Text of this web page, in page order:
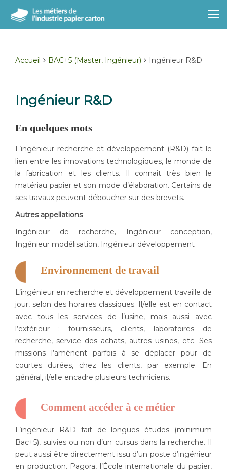
Accueil BAC+5 (Master, Ingénieur) Ingénieur R&D
Ingénieur R&D
En quelques mots
L’ingénieur recherche et développement (R&D) fait le
lien entre les innovations technologiques, le monde de
la fabrication et les clients. Il connaît très bien le
matériau papier et son mode d’élaboration. Certains de
ses travaux peuvent déboucher sur des brevets.
Autres appellations
Ingénieur de recherche, Ingénieur conception,
Ingénieur modélisation, Ingénieur développement
Environnement de travail
L’ingénieur en recherche et développement travaille de
jour, selon des horaires classiques. Il/elle est en contact
avec tous les services de l’usine, mais aussi avec
l’extérieur : fournisseurs, clients, laboratoires de
recherche, service des achats, autres usines, etc. Ses
missions l’amènent parfois à se déplacer pour de
courtes durées, chez les clients, par exemple. En
général, il/elle encadre plusieurs techniciens.
Comment accéder à ce métier
L’ingénieur R&D fait de longues études (minimum
Bac+5), suivies ou non d’un cursus dans la recherche. Il
peut aussi être directement issu d’un poste d’ingénieur
en production. Pagora, l’École internationale du papier,